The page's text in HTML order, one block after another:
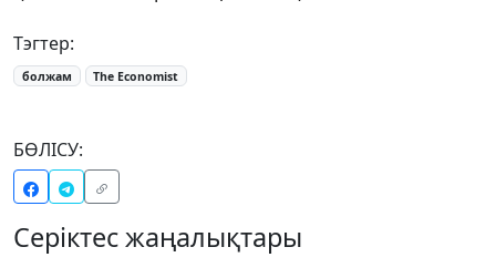
Тэгтер:
болжам The Economist
БӨЛІСУ:
Серіктес жаңалықтары